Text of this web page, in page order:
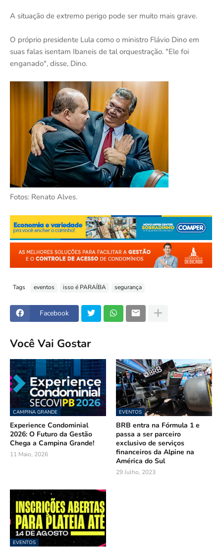
A situação de extremo perigo pode ser muito mais grave.
O próprio presidente Lula como o ministro Flávio Dino em
suas falas isentam Ibaneis de tal orquestração. "Ele foi
enganado", disse, Dino.
Fotos: Renato Alves.
Tags eventos isso é PARAÍBA segurança
Facebook
Você Vai Gostar
CAMPINA GRANDE
Experience Condominial
2026: O Futuro da Gestão
Chega a Campina Grande!
11 Maio, 2026
EVENTOS
BRB entra na Fórmula 1 e
passa a ser parceiro
exclusivo de serviços
financeiros da Alpine na
América do Sul
29 Julho, 2023
EVENTOS